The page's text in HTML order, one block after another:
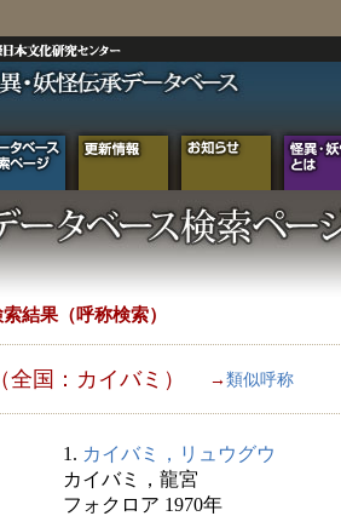
結果（呼称検索）
（全国：カイバミ） → 類似呼称
1. カイバミ，リュウグウ
カイバミ，龍宮
フォクロア 1970年